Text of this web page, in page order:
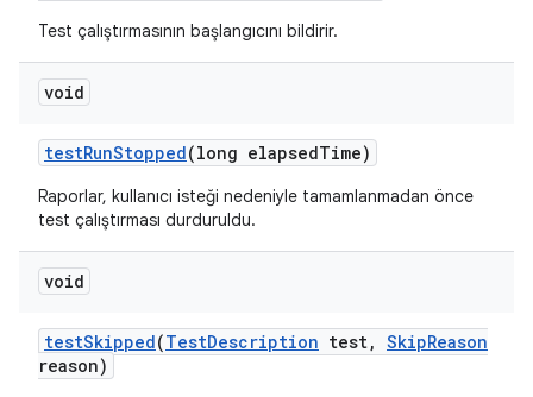
Test çalıştırmasının başlangıcını bildirir.
void
testRunStopped(long elapsedTime)
Raporlar, kullanıcı isteği nedeniyle tamamlanmadan önce
test çalıştırması durduruldu.
void
testSkipped(TestDescription test, SkipReason
reason)